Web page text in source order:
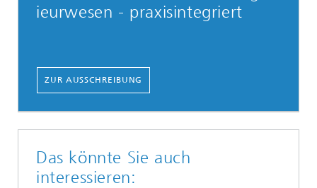
ieurwesen - praxisintegriert
ZUR AUSSCHREIBUNG
Das könnte Sie auch
interessieren: